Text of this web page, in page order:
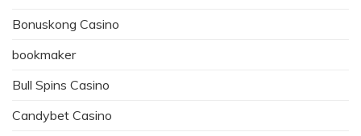
Bonuskong Casino
bookmaker
Bull Spins Casino
Candybet Casino